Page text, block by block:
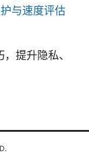
与速度评估
提升隐私、